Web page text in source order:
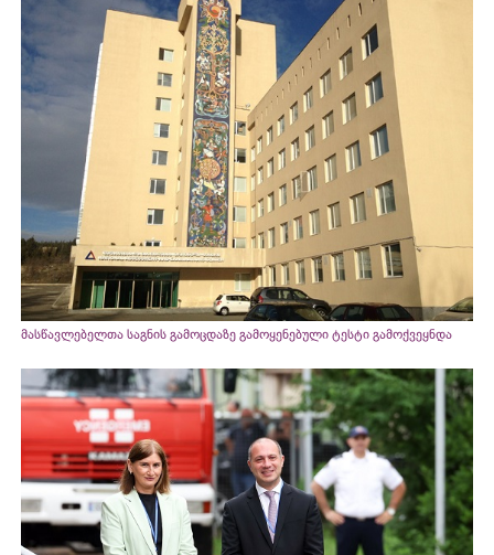
მასწავლებელთა საგნის გამოცდაზე გამოყენებული ტესტი გამოქვეყნდა